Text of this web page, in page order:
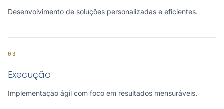
Desenvolvimento de soluções personalizadas e eficientes.
03
Execução
Implementação ágil com foco em resultados mensuráveis.